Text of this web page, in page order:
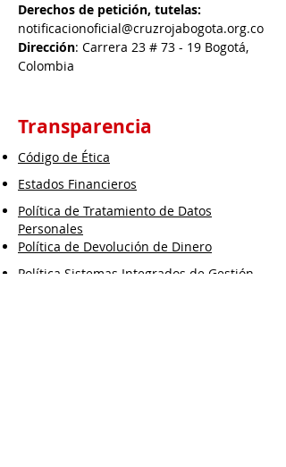
Derechos de petición, tutelas:
notificacionoficial@cruzrojabogota.org.co
Dirección: Carrera 23 # 73 - 19 Bogotá,
Colombia
Transparencia
Código de Ética
Estados Financieros
Política de Tratamiento de Datos
Personales
Política de Devolución de Dinero
Política Sistemas Integrados de Gestión